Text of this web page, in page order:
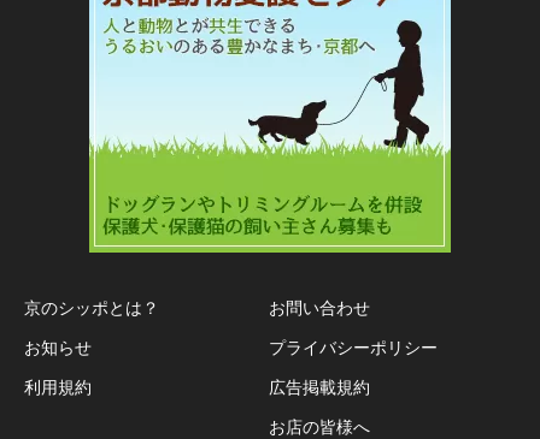
京のシッポとは？
お知らせ
利用規約
お問い合わせ
プライバシーポリシー
広告掲載規約
お店の皆様へ